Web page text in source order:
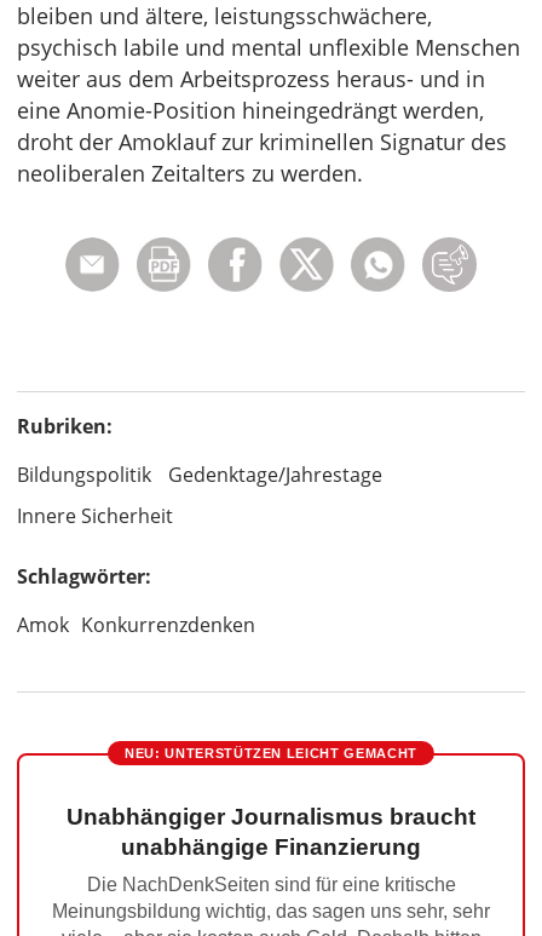
bleiben und ältere, leistungsschwächere,
psychisch labile und mental unflexible Menschen
weiter aus dem Arbeitsprozess heraus- und in
eine Anomie-Position hineingedrängt werden,
droht der Amoklauf zur kriminellen Signatur des
neoliberalen Zeitalters zu werden.
Rubriken:
Bildungspolitik
Gedenktage/Jahrestage
Innere Sicherheit
Schlagwörter:
Amok Konkurrenzdenken
NEU: UNTERSTÜTZEN LEICHT GEMACHT
Unabhängiger Journalismus braucht
unabhängige Finanzierung
Die NachDenkSeiten sind für eine kritische
Meinungsbildung wichtig, das sagen uns sehr, sehr